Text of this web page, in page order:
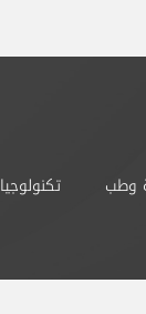
وطب تكنولوجيا